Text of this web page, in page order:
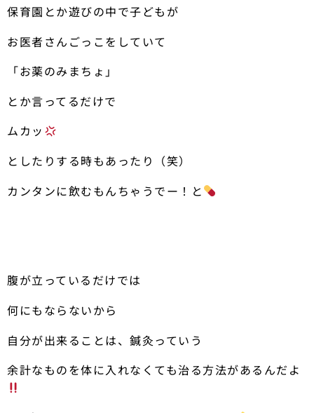
保育園とか遊びの中で子どもが
お医者さんごっこをしていて
「お薬のみまちょ」
とか言ってるだけで
ムカッ
としたりする時もあったり（笑）
カンタンに飲むもんちゃうでー！と
腹が立っているだけでは
何にもならないから
自分が出来ることは、鍼灸っていう
余計なものを体に入れなくても治る方法があるんだよ